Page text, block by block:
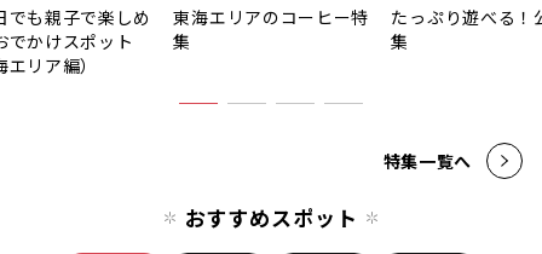
でも親子で楽しめ
でかけスポット
リア編）
東海エリアのコーヒー特
集
たっぷり遊べる！
集
特集一覧へ
おすすめスポット